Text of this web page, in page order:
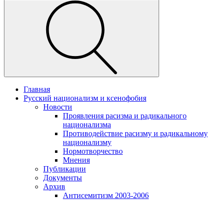
Главная
Русский национализм и ксенофобия
Новости
Проявления расизма и радикального
национализма
Противодействие расизму и радикальному
национализму
Нормотворчество
Мнения
Публикации
Документы
Архив
Антисемитизм 2003-2006